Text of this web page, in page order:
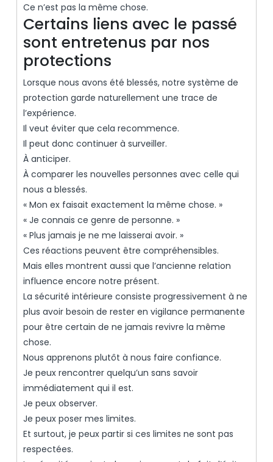
Ce n’est pas la même chose.
Certains liens avec le passé
sont entretenus par nos
protections
Lorsque nous avons été blessés, notre système de
protection garde naturellement une trace de
l’expérience.
Il veut éviter que cela recommence.
Il peut donc continuer à surveiller.
À anticiper.
À comparer les nouvelles personnes avec celle qui
nous a blessés.
« Mon ex faisait exactement la même chose. »
« Je connais ce genre de personne. »
« Plus jamais je ne me laisserai avoir. »
Ces réactions peuvent être compréhensibles.
Mais elles montrent aussi que l’ancienne relation
influence encore notre présent.
La sécurité intérieure consiste progressivement à ne
plus avoir besoin de rester en vigilance permanente
pour être certain de ne jamais revivre la même
chose.
Nous apprenons plutôt à nous faire confiance.
Je peux rencontrer quelqu’un sans savoir
immédiatement qui il est.
Je peux observer.
Je peux poser mes limites.
Et surtout, je peux partir si ces limites ne sont pas
respectées.